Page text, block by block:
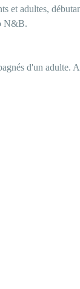
et adultes,
N&B.
d'un adulte.